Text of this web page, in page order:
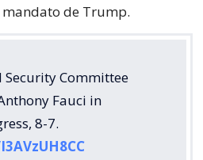
de Trump.
Security Committee
Fauci in
8-7.